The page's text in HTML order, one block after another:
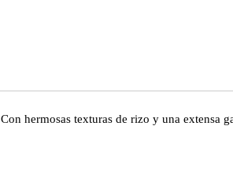
Con hermosas texturas de rizo y una extensa